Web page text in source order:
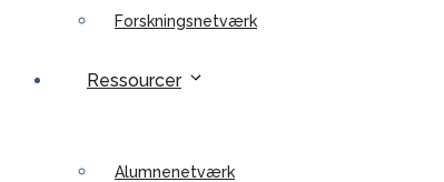
Forskningsnetværk
Ressourcer
Alumnenetværk